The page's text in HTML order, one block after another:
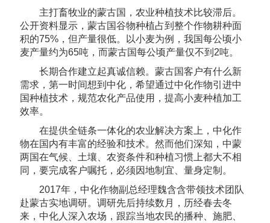
主打畜牧业的蒙古国，农业种植技术比较滞后。
公开资料显示，蒙古国谷物种植占到整个作物耕种面
积的75%，但产量很低。以小麦为例，我国每公顷小
麦产量约为65吨，而蒙古国每公顷产量仅不到2吨。
长期合作建立起真诚信赖。蒙古国客户有什么新
需求，第一时间想到中化，希望通过中化作物引进中
国种植技术，规范农化产品使用，提高小麦种植加工
效率。
在提供全链条一体化的农业解决方案上，中化作
物在国内有丰富的经验和技术。然而他们深知，中蒙
两国在气候、土壤、农资条件和种植习惯上都大不相
同，要完成客户嘱托，必须因地制宜、量身定制。
2017年，中化作物副总经理魏含含带领技术团队
赴蒙古实地调研。调研先后持续数月，历经春去冬
来，中化人深入农场，跟踪当地农民的播种、施肥、